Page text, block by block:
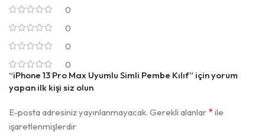
0
0
0
0
“iPhone 13 Pro Max Uyumlu Simli Pembe Kılıf” için yorum
yapan ilk kişi siz olun
E-posta adresiniz yayınlanmayacak. Gerekli alanlar *ile
işaretlenmişlerdir